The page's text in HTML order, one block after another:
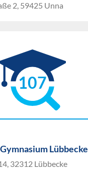
2, 59425 Unna
107
Lübbecke
32312 Lübbecke